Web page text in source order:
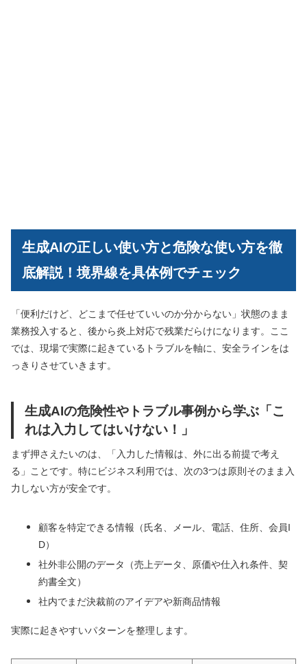
生成AIの正しい使い方と危険な使い方を徹
底解説！境界線を具体例でチェック
「便利だけど、どこまで任せていいのか分からない」状態のまま
業務投入すると、後から炎上対応で残業だらけになります。ここ
では、現場で実際に起きているトラブルを軸に、安全ラインをは
っきりさせていきます。
生成AIの危険性やトラブル事例から学ぶ「こ
れは入力してはいけない！」
まず押さえたいのは、「入力した情報は、外に出る前提で考え
る」ことです。特にビジネス利用では、次の3つは原則そのまま入
力しない方が安全です。
顧客を特定できる情報（氏名、メール、電話、住所、会員I
D）
社外非公開のデータ（売上データ、原価や仕入れ条件、契
約書全文）
社内でまだ決裁前のアイデアや新商品情報
実際に起きやすいパターンを整理します。